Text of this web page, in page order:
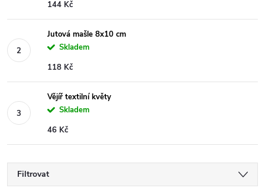
144 Kč
Jutová mašle 8x10 cm
Skladem
118 Kč
Vějíř textilní květy
Skladem
46 Kč
Filtrovat